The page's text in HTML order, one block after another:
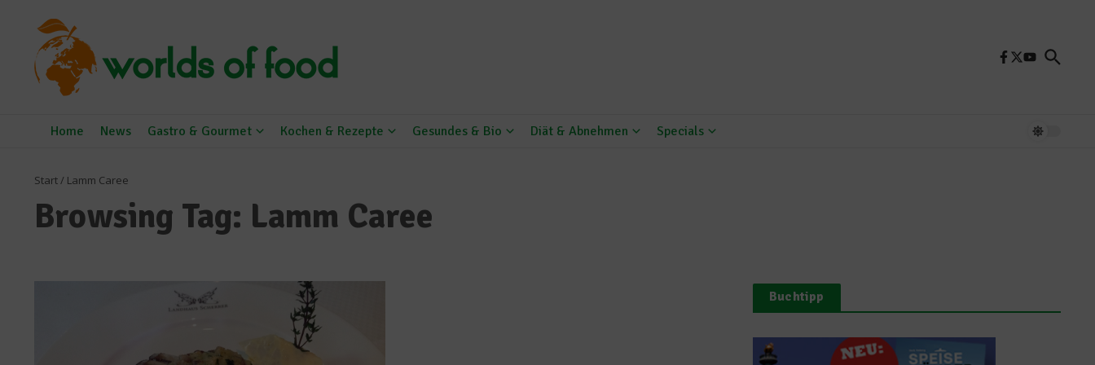
Home News Gastro & Gourmet Kochen & Rezepte Gesundes & Bio Diät & Abnehmen Specials
Start/ Lamm Caree
Browsing Tag: Lamm Caree
Buchtipp